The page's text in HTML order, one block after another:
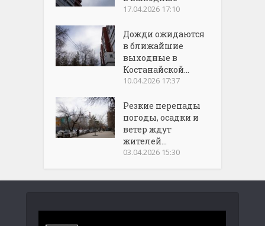
17.04.2026 17:10
Дожди ожидаются
в ближайшие
выходные в
Костанайской...
10.04.2026 17:37
Резкие перепады
погоды, осадки и
ветер ждут
жителей...
03.04.2026 15:30